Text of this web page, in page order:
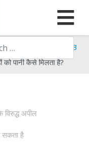
Srote
Srote - 2023
पानी कैसे मिलता है?
अपील
सकता है